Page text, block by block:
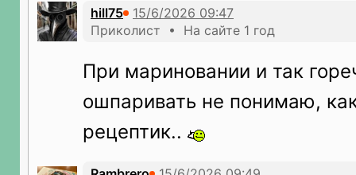
hill75
Приколист • На сайте 1 год
При мариновании и так
ошпаривать не понимаю,
рецептик..